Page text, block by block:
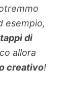
esempio,
tappi di
allora
creativo!